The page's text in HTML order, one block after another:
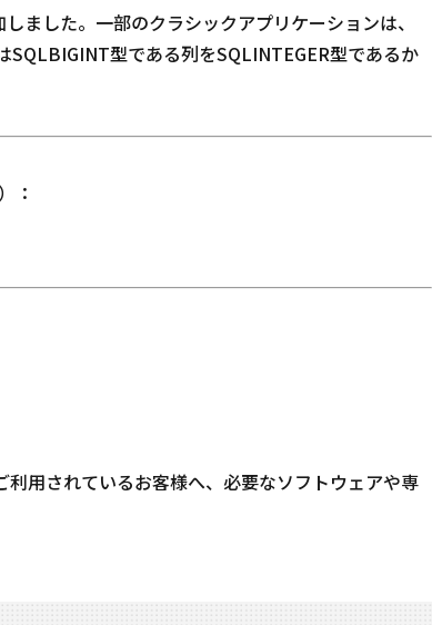
した。一部のクラシックアプリケーションは、
型である列をSQLINTEGER型であるか
：
用されているお客様へ、必要なソフトウェアや専